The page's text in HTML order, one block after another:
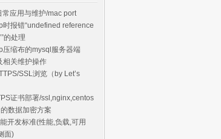
常应用与维护/mac port
报错“undefined reference
的处理
缩布的mysql服务器端
相关维护操作
SSL浏览（by Let’s
证书部署/ssl,nginx,centos
数据加密方案
开发标准(性能,负载,可用
面)